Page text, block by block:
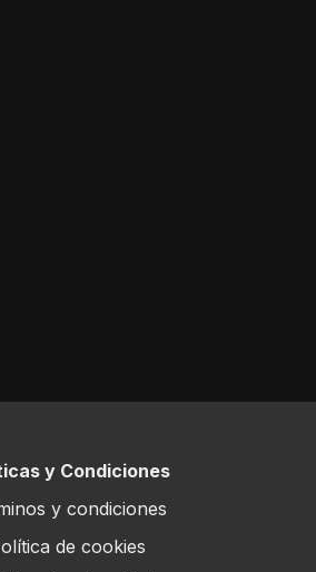
y Condiciones
y condiciones
de cookies